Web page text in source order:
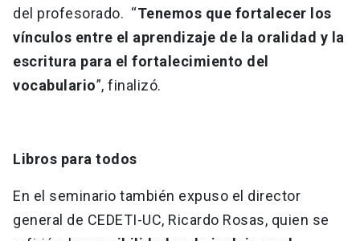
del profesorado. “Tenemos que fortalecer los
vínculos entre el aprendizaje de la oralidad y la
escritura para el fortalecimiento del
vocabulario”, finalizó.
Libros para todos
En el seminario también expuso el director
general de CEDETI-UC, Ricardo Rosas, quien se